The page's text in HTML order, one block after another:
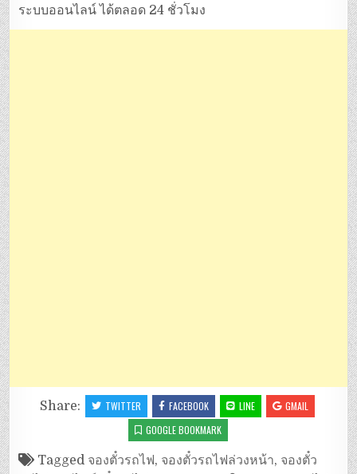
ระบบออนไลน์ ได้ตลอด 24 ชั่วโมง
Share: TWITTER FACEBOOK LINE
GMAIL
GOOGLE BOOKMARK
Tagged จองตั๋วรถไฟ, จองตั๋วรถไฟล่วงหน้า, จองตั๋ว